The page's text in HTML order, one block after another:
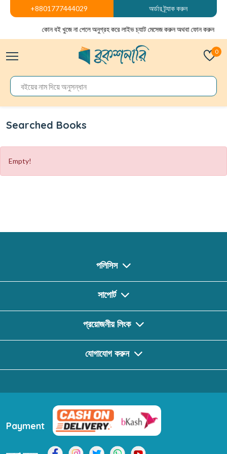
+8801777444029 অর্ডার ট্র্যাক করুন
কোন বই খুজে না পেলে অনুগ্রহ করে লাইভ চ্যাট মেসেজ করুন অথবা ফোন করুন
0
Searched Books
Empty!
পলিসিস
সাপোর্ট
প্রয়োজনীয় লিংক
যোগাযোগ করুন
Payment